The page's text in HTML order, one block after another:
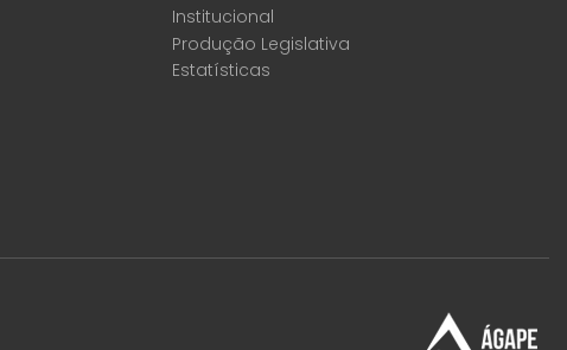
Institucional
Produção Legislativa
Estatísticas